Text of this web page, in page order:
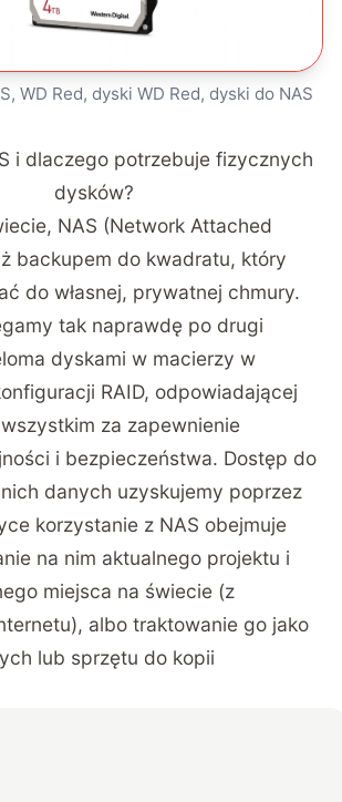
WD Red, dyski WD Red, dyski do NAS
i dlaczego potrzebuje fizycznych
dysków?
NAS (Network Attached
backupem do kwadratu, który
do własnej, prywatnej chmury.
tak naprawdę po drugi
dyskami w macierzy w
RAID, odpowiadającej
za zapewnienie
i bezpieczeństwa. Dostęp do
danych uzyskujemy poprzez
korzystanie z NAS obejmuje
na nim aktualnego projektu i
miejsca na świecie (z
albo traktowanie go jako
lub sprzętu do kopii